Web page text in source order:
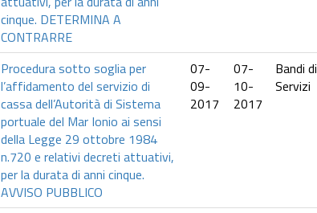
cinque. DETERMINA A
CONTRARRE
Procedura sotto soglia per
l’affidamento del servizio di
cassa dell’Autorità di Sistema
portuale del Mar Ionio ai sensi
della Legge 29 ottobre 1984
n.720 e relativi decreti attuativi,
per la durata di anni cinque.
AVVISO PUBBLICO
07-
09-
2017
07-
10-
2017
Bandi di
Servizi